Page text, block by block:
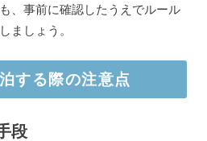
、事前に確認したうえでルール
ましょう。
する際の注意点
段